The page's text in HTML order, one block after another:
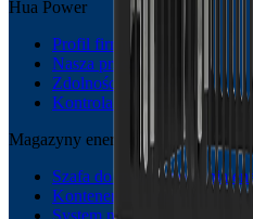
Hua Power
Profil firmy
Nasza przewaga
Zdolności produkcyjne
Kontrola jakości
Magazyny energii C&I
Szafa do magazynowania
Kontener do magazynowania